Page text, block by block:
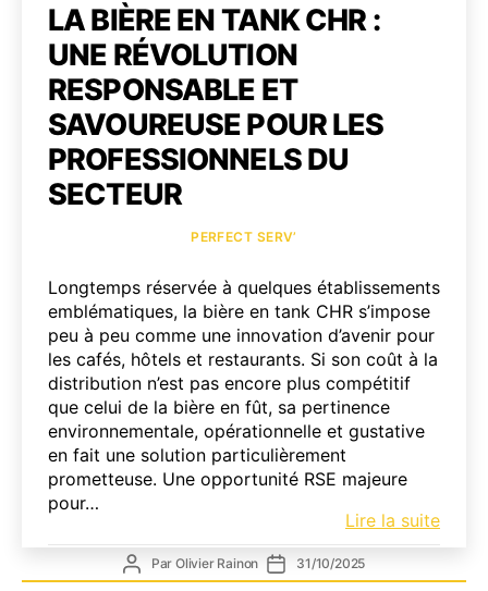
LA BIÈRE EN TANK CHR :
UNE RÉVOLUTION
RESPONSABLE ET
SAVOUREUSE POUR LES
PROFESSIONNELS DU
SECTEUR
PERFECT SERV’
Longtemps réservée à quelques établissements
emblématiques, la bière en tank CHR s’impose
peu à peu comme une innovation d’avenir pour
les cafés, hôtels et restaurants. Si son coût à la
distribution n’est pas encore plus compétitif
que celui de la bière en fût, sa pertinence
environnementale, opérationnelle et gustative
en fait une solution particulièrement
prometteuse. Une opportunité RSE majeure
pour…
Lire la suiteLa
bière
Auteur
de
ParOlivier Rainon Date
de
31/10/2025